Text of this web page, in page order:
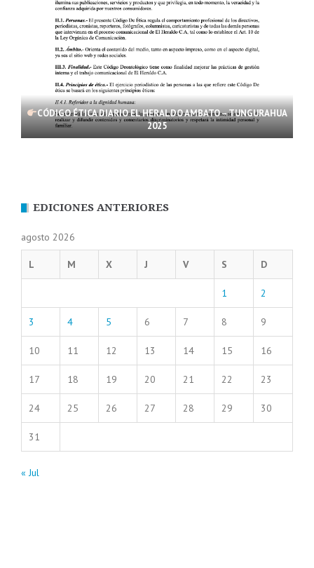
CÓDIGO ÉTICA DIARIO EL HERALDO AMBATO – TUNGURAHUA
2025
EDICIONES ANTERIORES
agosto 2026
L M X J V S D
1 2
3 4 5 6 7 8 9
10 11 12 13 14 15 16
17 18 19 20 21 22 23
24 25 26 27 28 29 30
31
« Jul